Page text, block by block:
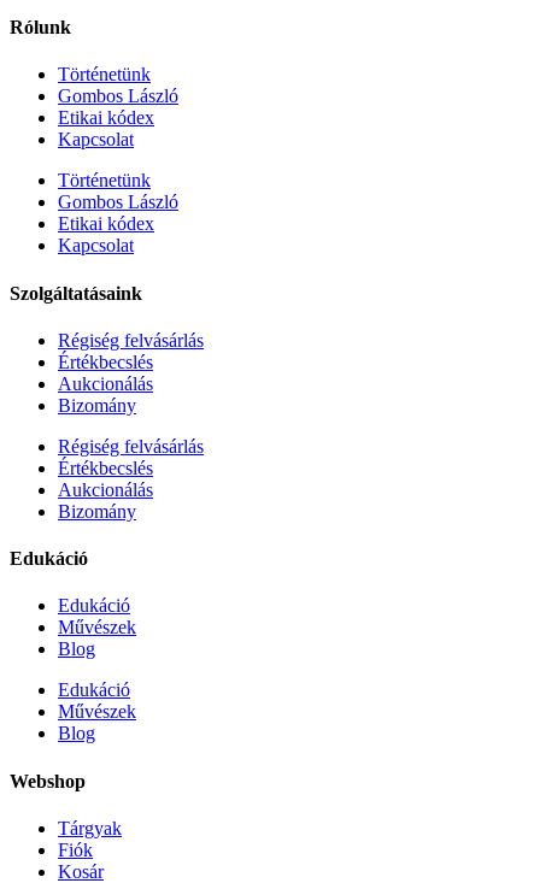
Rólunk
Történetünk
Gombos László
Etikai kódex
Kapcsolat
Történetünk
Gombos László
Etikai kódex
Kapcsolat
Szolgáltatásaink
Régiség felvásárlás
Értékbecslés
Aukcionálás
Bizomány
Régiség felvásárlás
Értékbecslés
Aukcionálás
Bizomány
Edukáció
Edukáció
Művészek
Blog
Edukáció
Művészek
Blog
Webshop
Tárgyak
Fiók
Kosár